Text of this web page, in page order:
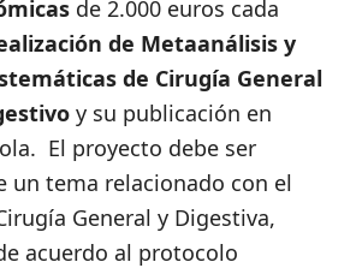
de 2.000 euros cada
de Metaanálisis y
de Cirugía General
y su publicación en
El proyecto debe ser
un tema relacionado con el
General y Digestiva,
acuerdo al protocolo